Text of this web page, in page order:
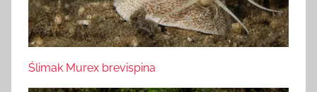
Ślimak Murex brevispina